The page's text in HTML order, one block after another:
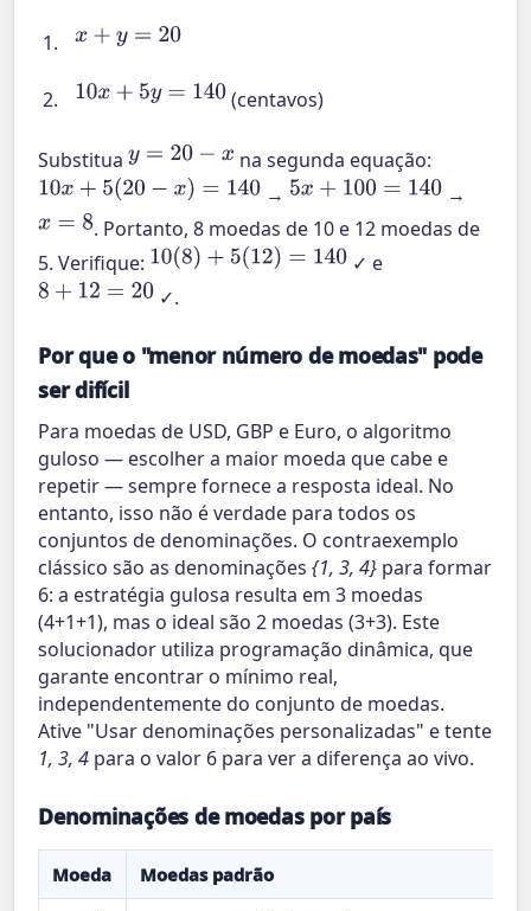
x+y= 20
10x+ 5y =140 (centavos)
Substituay=20 −x
na segunda equação:
10x+ 5( 20−x)=140 → 5x+100=140
→
x=8
. Portanto, 8 moedas de 10 e 12 moedas de
5. Verifique: 10(8)+ 5(12)=140
✓ e
8 +12=20 ✓.
Por que o "menor número de moedas" pode
ser difícil
Para moedas de USD, GBP e Euro, o algoritmo
guloso — escolher a maior moeda que cabe e
repetir — sempre fornece a resposta ideal. No
entanto, isso não é verdade para todos os
conjuntos de denominações. O contraexemplo
clássico são as denominações{1, 3, 4} para formar
6: a estratégia gulosa resulta em 3 moedas
(4+1+1), mas o ideal são 2 moedas (3+3). Este
solucionador utiliza programação dinâmica, que
garante encontrar o mínimo real,
independentemente do conjunto de moedas.
Ative "Usar denominações personalizadas" e tente
1, 3, 4 para o valor 6 para ver a diferença ao vivo.
Denominações de moedas por país
Moeda Moedas padrão